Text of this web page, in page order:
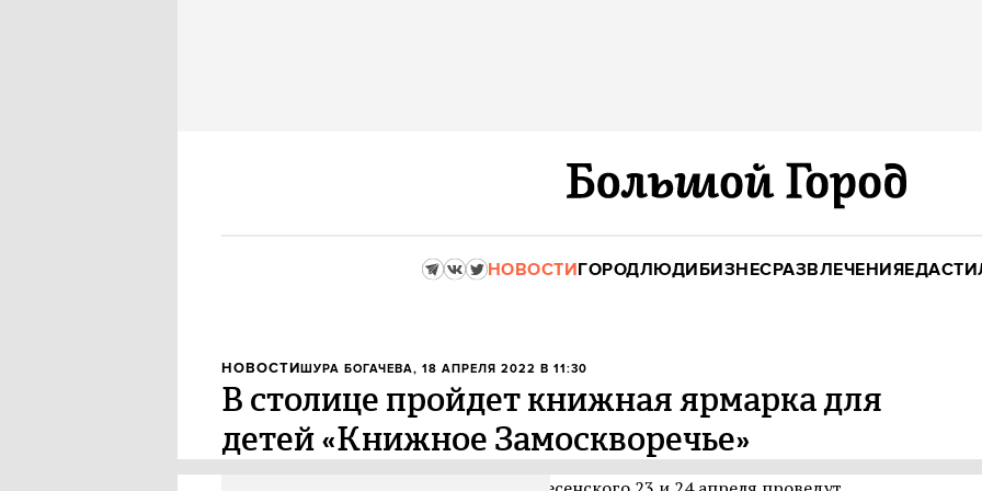
НОВОСТИГОРОДЛЮДИБИЗНЕСРАЗВЛЕЧЕНИЯЕДА
НОВОСТИШУРА БОГАЧЕВА, 18 АПРЕЛЯ 2022 В 11:30
В столице пройдет книжная ярмарка для
детей «Книжное Замоскворечье»